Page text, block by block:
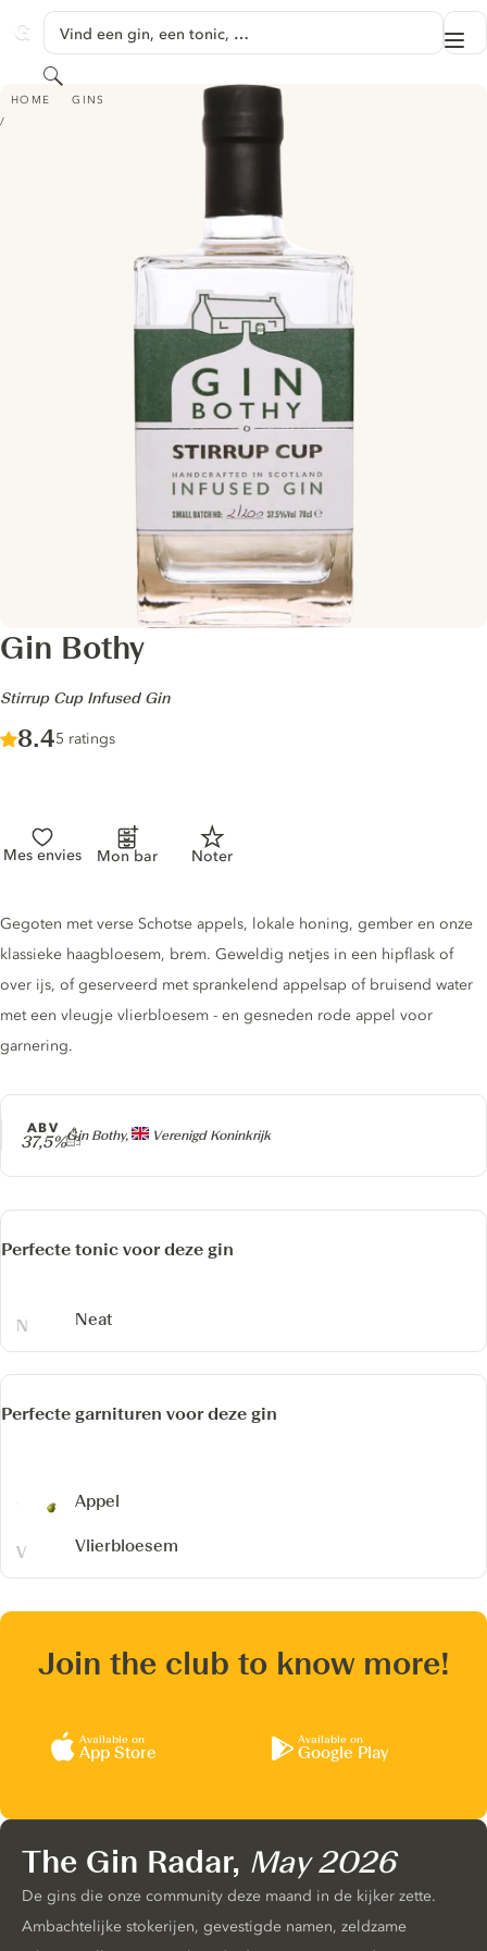
GINVENTORY
Vind een gin, een tonic, …
Zoeken
HOME GINS
GIN BOTHY - STIRRUP CUP INFUSED GIN
Gin Bothy
-
Stirrup Cup Infused Gin
Score :
8.4/ 10
5 ratings
Mes envies Mon bar Noter
Producer
Gin Bothy, Verenigd Koninkrijk
ABV
37,5%
Gin description
Gegoten met verse Schotse appels, lokale honing, gember en onze
klassieke haagbloesem, brem. Geweldig netjes in een hipflask of
over ijs, of geserveerd met sprankelend appelsap of bruisend water
met een vleugje vlierbloesem - en gesneden rode appel voor
garnering.
Perfecte tonic voor deze gin
Neat
Perfecte garnituren voor deze gin
Appel
Vlierbloesem
Join the club to know more!
Available on
App Store
Available on
Google Play
The Gin Radar, May 2026
De gins die onze community deze maand in de kijker zette.
Ambachtelijke stokerijen, gevestigde namen, zeldzame